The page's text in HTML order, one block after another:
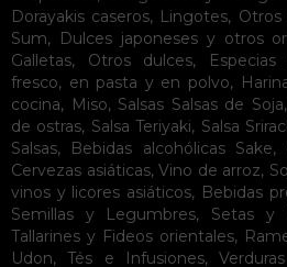
Dorayakis caseros, Lingotes, Otros
Sum, Dulces japoneses y otros
Galletas, Otros dulces,
fresco, en pasta y en polvo,
cocina, Miso, Salsas Salsas de Soja,
de ostras, Salsa Teriyaki, Salsa
Salsas, Bebidas alcohólicas Sake,
Cervezas asiáticas, Vino de arroz,
vinos y licores asiáticos, Bebidas
Semillas y Legumbres, Setas y
Tallarines y Fideos orientales,
Udon,Tés e Infusiones,